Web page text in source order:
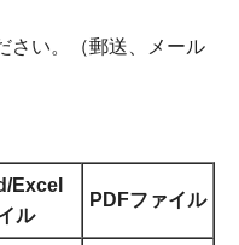
さい。（郵送、メール
Excel
ル
PDFファイル